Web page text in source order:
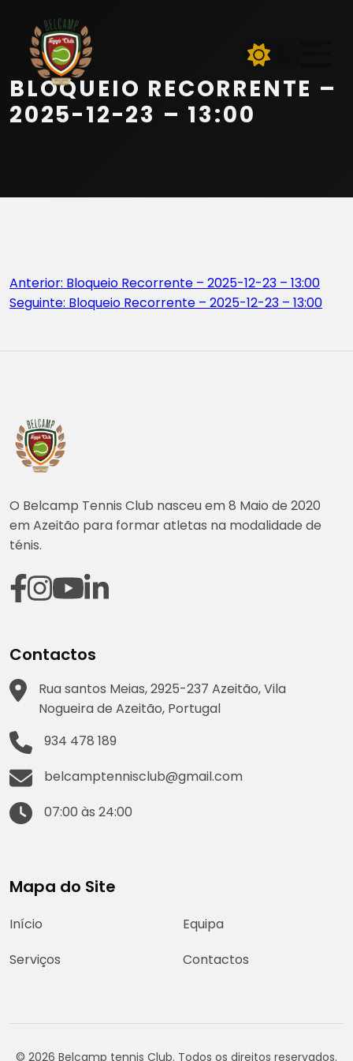
Início
Equipa
Serviços
Beach Tennis
BLOQUEIO RECORRENTE –
2025-12-23 – 13:00
Navegação
de
Anterior: Bloqueio Recorrente – 2025-12-23 – 13:00
Seguinte: Bloqueio Recorrente – 2025-12-23 – 13:00
O Belcamp Tennis Club nasceu em 8 Maio de 2020
em Azeitão para formar atletas na modalidade de
ténis.
Contactos
Rua santos Meias, 2925-237 Azeitão, Vila
Nogueira de Azeitão, Portugal
934 478 189
belcamptennisclub@gmail.com
07:00 às 24:00
Mapa do Site
Início
Equipa
Serviços
Contactos
© 2026 Belcamp tennis Club. Todos os direitos reservados.